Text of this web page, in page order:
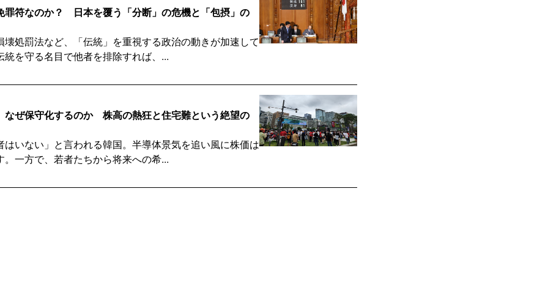
罪符なのか？ 日本を覆う「分断」の危機と「包摂」の
壊処罰法など、「伝統」を重視する政治の動きが加速して
統を守る名目で他者を排除すれば、...
なぜ保守化するのか 株高の熱狂と住宅難という絶望の
はいない」と言われる韓国。半導体景気を追い風に株価は
。一方で、若者たちから将来への希...